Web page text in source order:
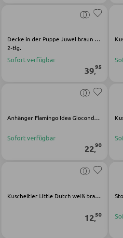
Holz-Schreibtische
Bürozubehör
Schreibtischlampen
Decke in der Puppe Juwel braun Baumwolle Viskose
2-tlg.
Sofort verfügbar
39,95
Anhänger Flamingo Idea Gioconda rosa Angora
Sofort verfügbar
22,90
Kuscheltier Little Dutch weiß braun Polyester
12,50